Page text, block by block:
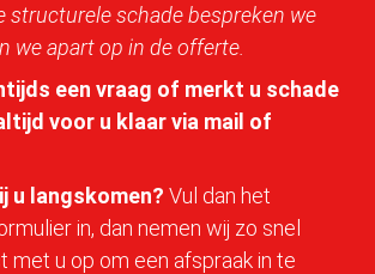
structurele schade bespreken we
we apart op in de offerte.
een vraag of merkt u schade
voor u klaar via mail of
u langskomen? Vul dan het
in, dan nemen wij zo snel
met u op om een afspraak in te